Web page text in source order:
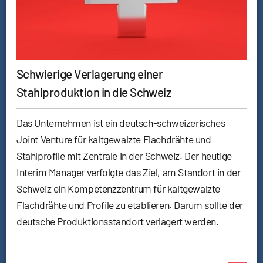
Schwierige Verlagerung einer
Stahlproduktion in die Schweiz
Das Unternehmen ist ein deutsch-schweizerisches
Joint Venture für kaltgewalzte Flachdrähte und
Stahlprofile mit Zentrale in der Schweiz. Der heutige
Interim Manager verfolgte das Ziel, am Standort in der
Schweiz ein Kompetenzzentrum für kaltgewalzte
Flachdrähte und Profile zu etablieren. Darum sollte der
deutsche Produktionsstandort verlagert werden.